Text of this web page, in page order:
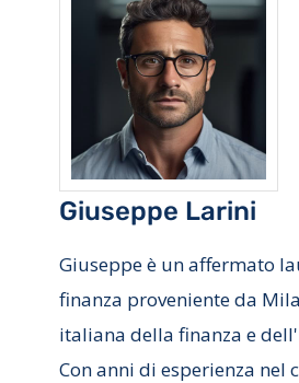
Giuseppe Larini
Giuseppe è un affermato
finanza proveniente da
italiana della finanza e
Con anni di esperienza nel